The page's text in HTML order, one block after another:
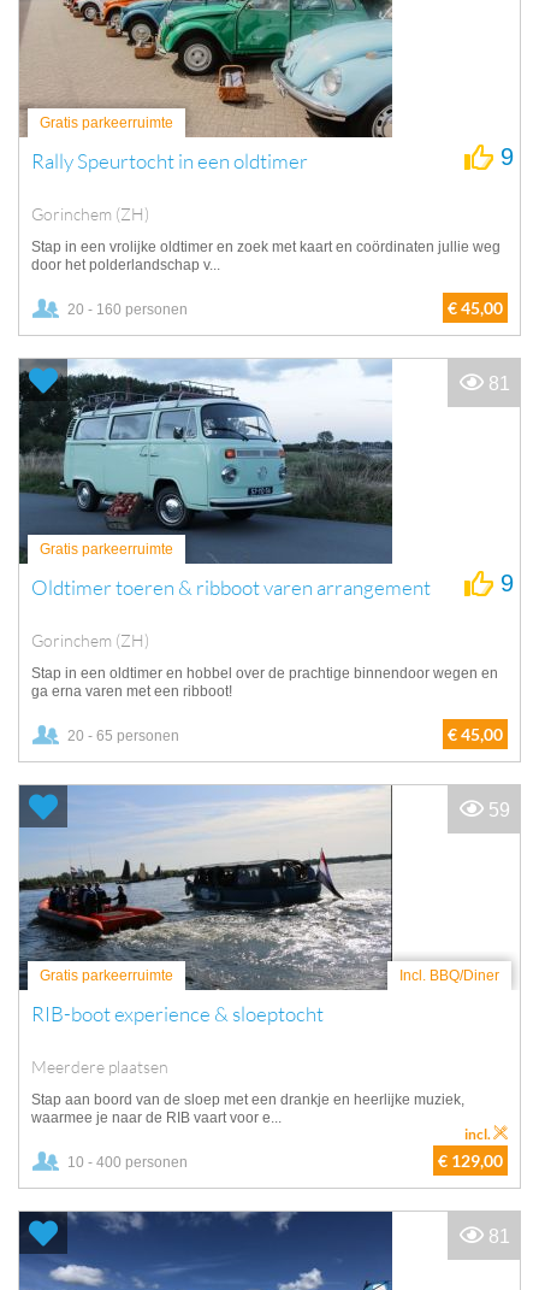
Gratis parkeerruimte
Rally Speurtocht in een oldtimer
Gorinchem (ZH)
9
Stap in een vrolijke oldtimer en zoek met kaart en coördinaten jullie weg
door het polderlandschap v...
20 - 160 personen € 45,00
Gratis parkeerruimte
Oldtimer toeren & ribboot varen arrangement
Gorinchem (ZH)
9
Stap in een oldtimer en hobbel over de prachtige binnendoor wegen en
ga erna varen met een ribboot!
20 - 65 personen € 45,00
81
Gratis parkeerruimte Incl. BBQ/Diner
RIB-boot experience & sloeptocht
Meerdere plaatsen
Stap aan boord van de sloep met een drankje en heerlijke muziek,
waarmee je naar de RIB vaart voor e...
10 - 400 personen € 129,00
incl.
59
81